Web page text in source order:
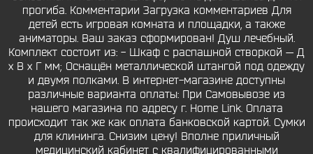
прогиба. Комментарии Загрузка комментариев Для
детей есть игровая комната и площадки, а также
аниматоры. Ваш заказ сформирован! Душ лечебный.
Комплект состоит из: - Шкаф с распашной створкой — Д
х В х Г мм; Оснащён металлической штангой под одежду
и двумя полками. В интернет-магазине доступны
различные варианта оплаты: При Самовывозе из
нашего магазина по адресу г. Home Link. Оплата
происходит так же как оплата банковской картой. Сумки
для клининга. Снизим цену! Вполне приличный
медицинский кабинет с квалифицированными